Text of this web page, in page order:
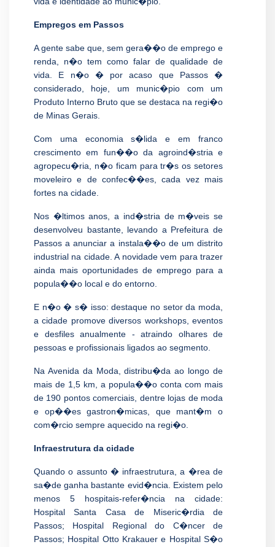
Empregos em Passos
A gente sabe que, sem gera��o de emprego e
renda, n�o tem como falar de qualidade de
vida. E n�o � por acaso que Passos �
considerado, hoje, um munic�pio com um
Produto Interno Bruto que se destaca na regi�o
de Minas Gerais.
Com uma economia s�lida e em franco
crescimento em fun��o da agroind�stria e
agropecu�ria, n�o ficam para tr�s os setores
moveleiro e de confec��es, cada vez mais
fortes na cidade.
Nos �ltimos anos, a ind�stria de m�veis se
desenvolveu bastante, levando a Prefeitura de
Passos a anunciar a instala��o de um distrito
industrial na cidade. A novidade vem para trazer
ainda mais oportunidades de emprego para a
popula��o local e do entorno.
E n�o � s� isso: destaque no setor da moda,
a cidade promove diversos workshops, eventos
e desfiles anualmente - atraindo olhares de
pessoas e profissionais ligados ao segmento.
Na Avenida da Moda, distribu�da ao longo de
mais de 1,5 km, a popula��o conta com mais
de 190 pontos comerciais, dentre lojas de moda
e op��es gastron�micas, que mant�m o
com�rcio sempre aquecido na regi�o.
Infraestrutura da cidade
Quando o assunto � infraestrutura, a �rea de
sa�de ganha bastante evid�ncia. Existem pelo
menos 5 hospitais-refer�ncia na cidade:
Hospital Santa Casa de Miseric�rdia de
Passos; Hospital Regional do C�ncer de
Passos; Hospital Otto Krakauer e Hospital S�o